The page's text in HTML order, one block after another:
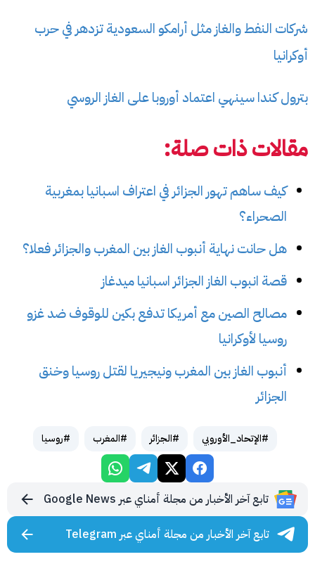
شركات النفط والغاز مثل أرامكو السعودية تزدهر في حرب
أوكرانيا
بترول كندا سينهي اعتماد أوروبا على الغاز الروسي
مقالات ذات صلة:
كيف ساهم تهور الجزائر في اعتراف اسبانيا بمغربية
الصحراء؟
هل حانت نهاية أنبوب الغاز بين المغرب والجزائر فعلا؟
قصة انبوب الغاز الجزائر اسبانيا ميدغاز
مصالح الصين مع أمريكا تدفع بكين للوقوف ضد غزو
روسيا لأوكرانيا
أنبوب الغاز بين المغرب ونيجيريا لقتل روسيا وخنق
الجزائر
#الإتحاد_الأوروبي #الجزائر #المغرب #روسيا
تابع آخر الأخبار من مجلة أمناي عبر Google News
تابع آخر الأخبار من مجلة أمناي عبر Telegram